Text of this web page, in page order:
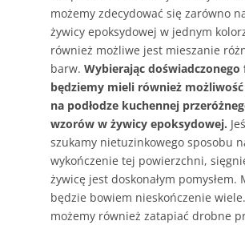
możemy zdecydować się zarówno
żywicy epoksydowej w jednym
również możliwe jest mieszanie
barw. Wybierając doświadczonego
będziemy mieli również
na podłodze kuchennej
wzorów w żywicy epoksydowej.
szukamy nietuzinkowego sposobu
wykończenie tej powierzchni,
żywicę jest doskonałym pomysłem.
będzie bowiem nieskończenie
możemy również zatapiać drobne